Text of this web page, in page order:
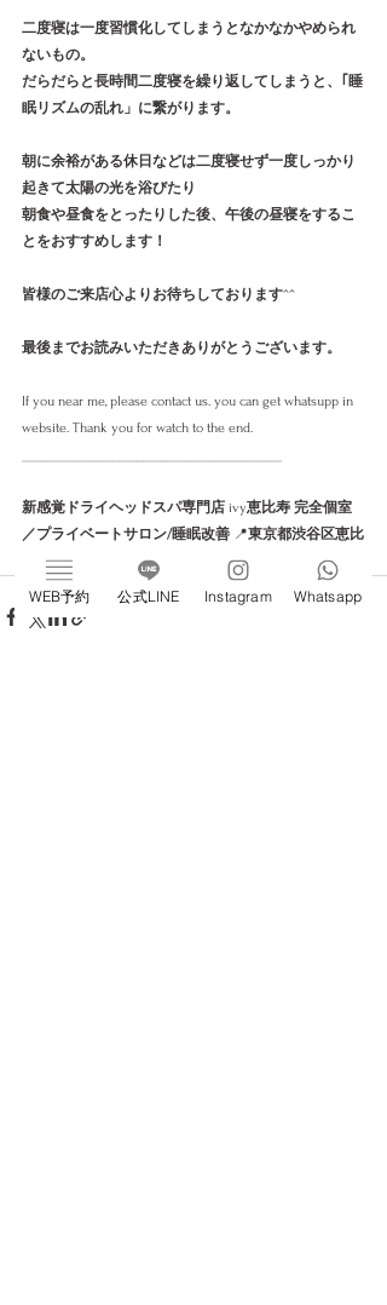
二度寝は一度習慣化してしまうとなかなかやめられ
ないもの。
だらだらと長時間二度寝を繰り返してしまうと、｢睡
眠リズムの乱れ」に繋がります。
朝に余裕がある休日などは二度寝せず一度しっかり
起きて太陽の光を浴びたり
朝食や昼食をとったりした後、午後の昼寝をするこ
とをおすすめします！
皆様のご来店心よりお待ちしております^^
最後までお読みいただきありがとうございます。
If you near me, please contact us. you can get whatsupp in
website. Thank you for watch to the end.
新感覚ドライヘッドスパ専門店 ivy恵比寿 完全個室
／プライベートサロン/睡眠改善 📍東京都渋谷区恵比
1-22-3#706 https://www.ivyebisu.tokyo/en/book-online
WEB予約 公式LINE Instagram Whatsapp